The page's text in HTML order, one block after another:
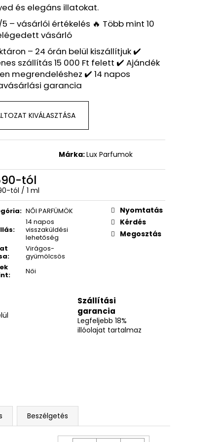
és elegáns illatokat.
5 – vásárlói értékelés 🔥 Több mint 10
vásárló
– 24 órán belül kiszállítjuk ✔️
szállítás 15 000 Ft felett ✔️ Ajándék
megrendeléshez ✔️ 14 napos
garancia
KIVÁLASZTÁSA
Márka:Lux Parfumok
-tól
tól / 1 ml
: NŐI PARFÜMÖK
:
14 napos
visszaküldési
lehetőség
:
Virágos-
gyümölcsös
: Női
Nyomtatás
Kérdés
Megosztás
Szállítási
garancia
Legfeljebb 18%
illóolajat tartalmaz
Beszélgetés
– BOSS NUIT POUR
ILLAT – HUGO